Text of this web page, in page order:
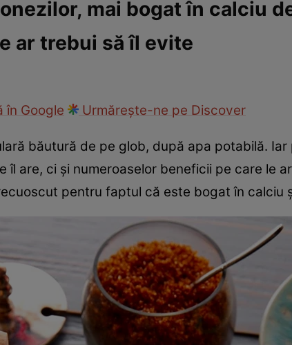
NaționalSport
mai bogat în calciu
ar trebui să îl evite
în Google
Urmărește-ne pe Discover
băutură de pe glob, după apa potabilă.
îl are, ci și numeroaselor beneficii pe care le
pentru faptul că este bogat în calciu